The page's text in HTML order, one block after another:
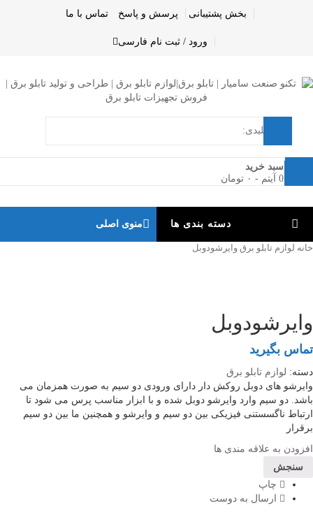
بخش پشتیبانی پرسش و پاسخ تماس با ما
ورود / ثبت نام فارسی
سبد خرید
0 آیتم
- ۰ تومان
0
دسته بندی ها منوی اصلی
خانه لوازم تابلو برق وایرشودوبل
وایرشودوبل
تماس بگیرید
دسته: لوازم تابلو برق
وایرشو های دوبل روکش دار دارای ورودی دو سیم به صورت همزمان می
باشد. دو سیم وارد وایرشو دوبل شده و با ابزار مناسب پرس می شود تا
ارتباط ناگسستنی فیزیکی بین دو سیم و وایرشو و همچنین ما بین دو سیم
برقرار
افزودن به علاقه مندی ها
سنجش
چاپ
ارسال به دوست